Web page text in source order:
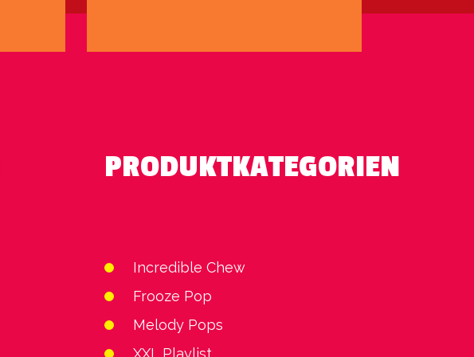
PRODUKTKATEGORIEN
Incredible Chew
Frooze Pop
Melody Pops
XXL Playlist